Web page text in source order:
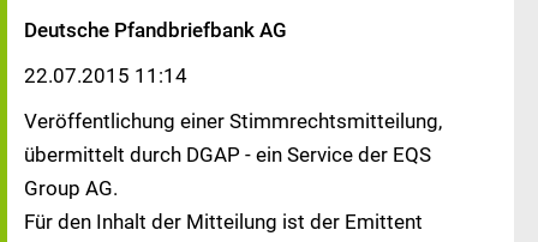
Deutsche Pfandbriefbank AG
22.07.2015 11:14
Veröffentlichung einer Stimmrechtsmitteilung,
übermittelt durch DGAP - ein Service der EQS
Group AG.
Für den Inhalt der Mitteilung ist der Emittent